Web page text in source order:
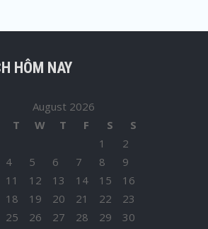
HÔM NAY
August 2026
T W T F S
S
1
2
4 5 6 7 8
9
11 12 13 14 15
16
18 19 20 21 22
23
25 26 27 28 29
30